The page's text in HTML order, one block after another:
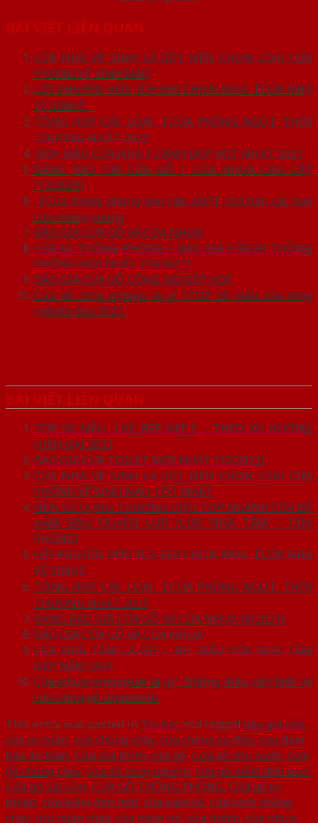
BÀI VIẾT LIÊN QUAN
CỬA NHÀ VỆ SINH LÀ GÌ?| NÊN CHỌN LOẠI CỬA
PHÒNG VỆ SINH NÀO
LỜI KHUYÊN HỮU ÍCH KHI CHỌN MUA【CỬA NHÀ
VỆ SINH】
TỔNG HỢP CÁC LOẠI 【CỬA PHÒNG NGỦ】THỜI
THƯỢNG NHẤT 2021
100+ MẪU CỬA NHÀ 1 CÁNH ĐẸP HOT NHẤT 2021
BẢNG BÁO GIÁ CỬA GỖ | CỬA NHỰA CAO CẤP
[12/2021]
【Cửa thông phòng loại nào tốt?】Giá bán các loại
cửa thông phòng
BÁO GIÁ CỬA GỖ VÀ CỬA NHỰA
CỬA ĐI THÔNG PHÒNG | BÁO GIÁ CỬA ĐI THÔNG
PHÒNG MỚI NHẤT [10/2021]
BÁO GIÁ CỬA GỖ CÔNG NGHIỆP HDF
Cửa gỗ công nghiệp là gì ?.TOP 20 mẫu cửa công
nghiệp đẹp 2021
BÀI VIẾT LIÊN QUAN
TOP 50 MẪU【KỆ BẾP ĐẸP】- THEO XU HƯỚNG
HIỆN ĐẠI 2021
BÁO GIÁ CỬA TOILET MỚI NHẤT [10/2021]
CỬA NHÀ VỆ SINH LÀ GÌ?| NÊN CHỌN LOẠI CỬA
PHÒNG VỆ SINH NÀO TỐT NHẤT
NÊN SỬ DỤNG THƯƠNG HIỆU TOP NGÀNH CỬA ĐỂ
ĐẢM BẢO QUYỀN LỢI! [CỬA NHÀ TẮM – CỬA
PHÒNG]
LỜI KHUYÊN HỮU ÍCH KHI CHỌN MUA【CỬA NHÀ
VỆ SINH】
TỔNG HỢP CÁC LOẠI 【CỬA PHÒNG NGỦ】THỜI
THƯỢNG NHẤT 2021
BẢNG BÁO GIÁ CỬA GỖ VÀ CỬA NHỰA [8/2021]
BÁO GIÁ CỬA GỖ VÀ CỬA NHỰA
CỬA NHÀ TẮM LÀ GÌ? | 40+ MẪU CỬA NHÀ TẮM
ĐẸP NĂM 2021
Cửa nhựa composite là gì? Những điều cần biết về
cửa nhựa gỗ composite
This entry was posted in Tin tứcand tagged báo giá cửa,
cửa an toàn, cửa chống cháy, cửa chống va đập, cửa đảm
bảo an toàn, Cửa Gia Đình, cửa gỗ, Cửa gỗ chịu nước, Cửa
gỗ chống cháy, cửa gỗ công nghiệp, cửa gỗ kiểm định pccc,
Cửa gỗ Sài Gòn, CỬA GỖ THÔNG PHÒNG, Cửa gỗ tự
nhiên, cửa kiểm định mới, cửa kiên cố, cửa kính chống
cháy, cửa ngăn cháy, cửa ngăn nổ, cửa nhôm, cửa nhựa,